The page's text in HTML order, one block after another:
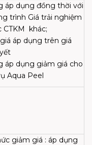
áp dụng đồng thời với
trình Giá trải nghiệm
CTKM khác;
áp dụng trên giá
áp dụng giảm giá cho
Aqua Peel
giảm giá : áp dụng